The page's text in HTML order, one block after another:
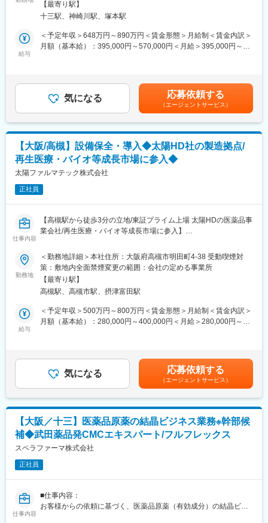
・社内規程類の制改廃に関する企画、立案、相談、支援
・法律事務所・特許事務所など外部専門家との連携
・コンプライアンスの推進、教育の企画と実施
・特許・商標権等の知的財産権の取得、維持、管理に関する相
※東京出張対応あり 出張頻度:年4回～5回ほど
制強化
■組織構成：
現在、部長1名、メンバー1名の2名に加えて、親会社法務3名の合
計5名体制の組織です。一人ひとりが裁量を持って業務に取り組め
る環境です。
50代:2名、30代:3名
■魅力：
企業法務としての専門性を活かしながら、高度な技術力を持つ医
直接患者様と接する機会はありませんが、医療・医薬品分野を通
じて社会貢献を実感できるポジションです。
また、将来的には親会社・グループ会社関連業務に携わる可能性
もあり、幅広い事業領域に触れながら法務としての知見を深める
各部門と密接に連携しながら、法務としての視野を広げ、社内か
ら信頼されるパートナーとしてご活躍いただけるポジションで
当社は武田薬品工業株式会社のCMC研究部門からスピンアウトし
た医薬品CMC研究開発受託会社で、国内最大手の新薬メーカー発
のCMCエキスパートです。フレキシブルな働き方が可能です。年
間休日126日、フレックスタイム制、充実した福利厚生など、働
きやすい環境が整っています。また、グローバルな顧客対応や試
験プロジェクトへの参加を通じて、スキルアップとキャリアアッ
プが図れる魅力的なポジションです。
変更の範囲：会社の定める業務
囲：会社の定める事業所
【最寄り駅】
十三駅、神崎川駅、塚本駅
給与
＜予定年収＞648万円～890万円＜賃金形態＞月給制＜賃金内訳＞
月額（基本給）：395,000円～570,000円＜月給＞395,000円～
は固定手当を含めた表記です。
気になる 応募依頼する
（エージェントサービス）
【大阪/高槻】設備保全・導入◆太陽HD社の製造拠点/
再生医療・バイオ等成長市場に参入◆
太陽ファルマテック株式会社
正社員
仕事内容
【高槻駅から徒歩3分の立地/東証プライム上場 太陽HDの医薬品事
業会社/再生医療・バイオ等成長市場に参入】
当社にて、医薬品製造設備のエンジニアリング業務をご担当いた
だきます。特に設備の新設に携わっていただきますが、一部、改
良、修繕、保全工事の計画、実務および実務管理を行っていただ
きます。事業拡大に伴う増員募集となります。
＜具体的には＞
・無菌製剤設備の新規設備導入、改造：製造設備の新設および既
存設備の増設や改造に関する計画立案、基本設計、見積査定、バ
・設備関連業務委託先との連携・マネジメントなど
ります。
ベテランの方が比較的多い組織の為、フォロー体制は充実してい
ます。
■同社について：
2019年に太陽ホールディングス株式会社グループに加わった、固
形製剤と注射剤の製造を主要製品として製造受託会社です。高度
なGMP管理のもとに高い品質が求められる医薬品を安定的に供給
しております。
勤務地
＜勤務地詳細＞本社住所：大阪府高槻市明田町4-38 受動喫煙対
策：敷地内全面禁煙変更の範囲：会社の定める事業所
【最寄り駅】
高槻駅、高槻市駅、摂津富田駅
給与
＜予定年収＞500万円～800万円＜賃金形態＞月給制＜賃金内訳＞
月額（基本給）：280,000円～400,000円＜月給＞280,000円～
金額であり、選考を通じて上下する可能性があります。月給(月額)
は固定手当を含めた表記です。
気になる 応募依頼する
（エージェントサービス）
【大阪／十三】医薬品原薬の結晶ビジネス業務※幹部候
補◆武田薬品発CMCエキスパート/フルフレックス
スペラファーマ株式会社
正社員
仕事内容
■仕事内容：
お客様からの依頼に基づく、医薬品原薬（有効成分）の結晶ビジ